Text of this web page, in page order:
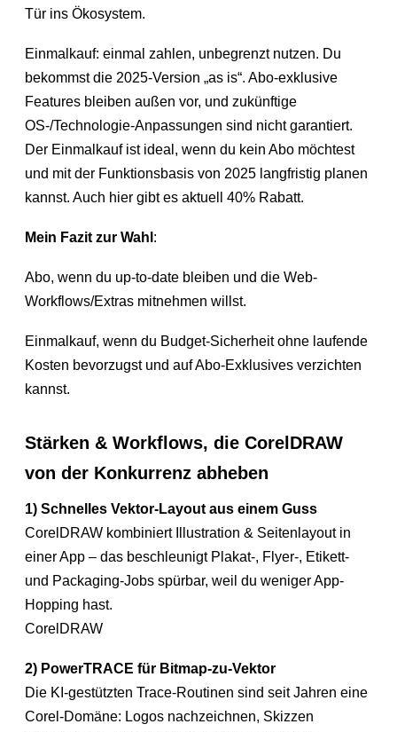
Tür ins Ökosystem.
Einmalkauf: einmal zahlen, unbegrenzt nutzen. Du
bekommst die 2025-Version „as is“. Abo-exklusive
Features bleiben außen vor, und zukünftige
OS-/Technologie-Anpassungen sind nicht garantiert.
Der Einmalkauf ist ideal, wenn du kein Abo möchtest
und mit der Funktionsbasis von 2025 langfristig planen
kannst. Auch hier gibt es aktuell 40% Rabatt.
Mein Fazit zur Wahl :
Abo, wenn du up-to-date bleiben und die Web-
Workflows/Extras mitnehmen willst.
Einmalkauf, wenn du Budget-Sicherheit ohne laufende
Kosten bevorzugst und auf Abo-Exklusives verzichten
kannst.
Stärken & Workflows, die CorelDRAW
von der Konkurrenz abheben
1) Schnelles Vektor-Layout aus einem Guss
CorelDRAW kombiniert Illustration & Seitenlayout in
einer App – das beschleunigt Plakat-, Flyer-, Etikett-
und Packaging-Jobs spürbar, weil du weniger App-
Hopping hast.
CorelDRAW
2) PowerTRACE für Bitmap-zu-Vektor
Die KI-gestützten Trace-Routinen sind seit Jahren eine
Corel-Domäne: Logos nachzeichnen, Skizzen